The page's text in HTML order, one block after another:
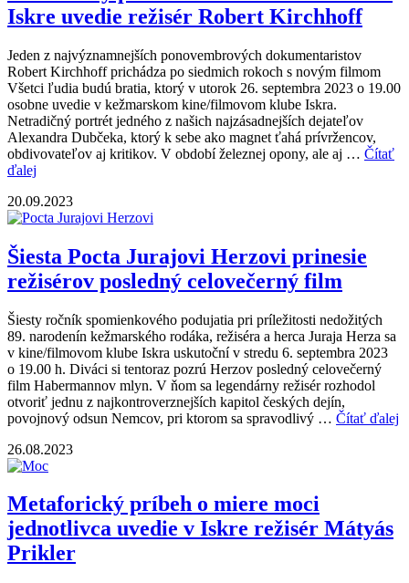
Iskre uvedie režisér Robert Kirchhoff
Jeden z najvýznamnejších ponovembrových dokumentaristov
Robert Kirchhoff prichádza po siedmich rokoch s novým filmom
Všetci ľudia budú bratia, ktorý v utorok 26. septembra 2023 o 19.00
osobne uvedie v kežmarskom kine/filmovom klube Iskra.
Netradičný portrét jedného z našich najzásadnejších dejateľov
Alexandra Dubčeka, ktorý k sebe ako magnet ťahá prívržencov,
obdivovateľov aj kritikov. V období železnej opony, ale aj … Čítať
ďalej
20.09.2023
Šiesta Pocta Jurajovi Herzovi prinesie
režisérov posledný celovečerný film
Šiesty ročník spomienkového podujatia pri príležitosti nedožitých
89. narodenín kežmarského rodáka, režiséra a herca Juraja Herza sa
v kine/filmovom klube Iskra uskutoční v stredu 6. septembra 2023
o 19.00 h. Diváci si tentoraz pozrú Herzov posledný celovečerný
film Habermannov mlyn. V ňom sa legendárny režisér rozhodol
otvoriť jednu z najkontroverznejších kapitol českých dejín,
povojnový odsun Nemcov, pri ktorom sa spravodlivý … Čítať ďalej
26.08.2023
Metaforický príbeh o miere moci
jednotlivca uvedie v Iskre režisér Mátyás
Prikler